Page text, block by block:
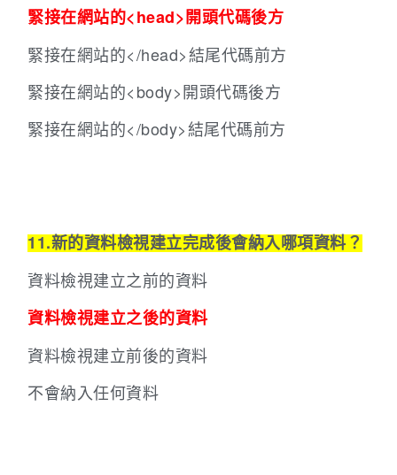
緊接在網站的<head>開頭代碼後方
緊接在網站的</head>結尾代碼前方
緊接在網站的<body>開頭代碼後方
緊接在網站的</body>結尾代碼前方
11.新的資料檢視建立完成後會納入哪項資料？
資料檢視建立之前的資料
資料檢視建立之後的資料
資料檢視建立前後的資料
不會納入任何資料